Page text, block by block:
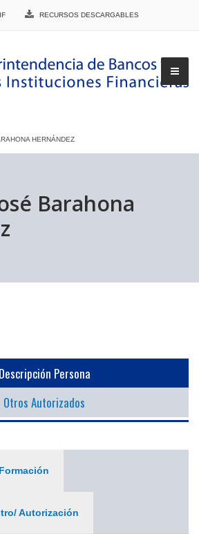
RECURSOS DESCARGABLES
HERNÁNDEZ
Barahona
Descripción Persona
Otros Autorizados
Formación
Autorización